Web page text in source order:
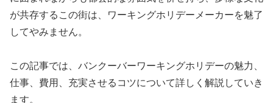
が共存するこの街は、ワーキングホリデーメーカーを魅了
してやみません。
この記事では、バンクーバーワーキングホリデーの魅力、
仕事、費用、充実させるコツについて詳しく解説していき
ます。